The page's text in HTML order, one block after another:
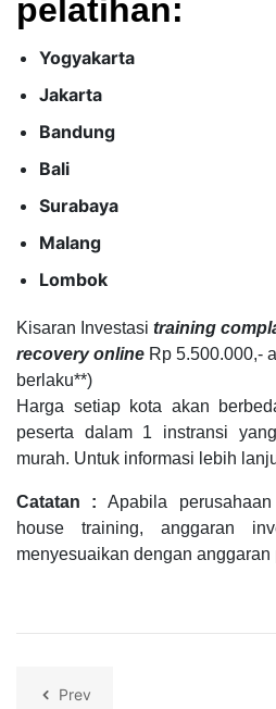
pelatihan:
Yogyakarta
Jakarta
Bandung
Bali
Surabaya
Malang
Lombok
Kisaran Investasi training
recovery online Rp 5.500.000,-
berlaku**)
Harga setiap kota akan
peserta dalam 1 instransi
murah. Untuk informasi lebih
Catatan : Apabila
house training, anggaran
menyesuaikan dengan anggaran
Prev